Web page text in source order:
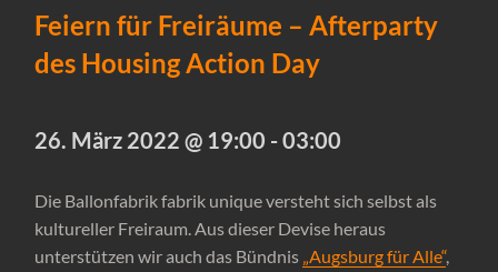
Feiern für Freiräume – Afterparty
des Housing Action Day
26. März 2022 @ 19:00 -03:00
Die Ballonfabrik fabrik unique versteht sich selbst als
kultureller Freiraum. Aus dieser Devise heraus
unterstützen wir auch das Bündnis „Augsburg für Alle“,